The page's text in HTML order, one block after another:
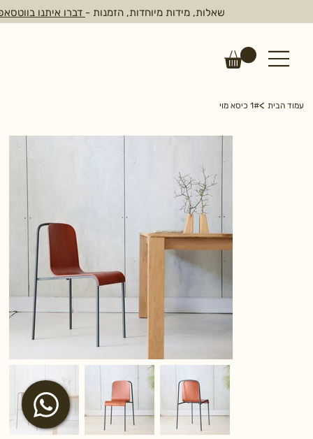
שאלות, מידות מיוחדות, הזמנות - דברו איתנו
עמוד הבית >1# כיסא מוי